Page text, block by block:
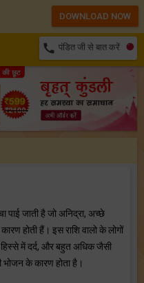
call पंडित जी से बात करें
पाई जाती है जो अनिद्रा, अच्छे
होती हैं। इस राशि वालो के लोगों
में दर्द, और बहुत अधिक जैसी
भोजन के कारण होता है।
DOWNLOAD NOW